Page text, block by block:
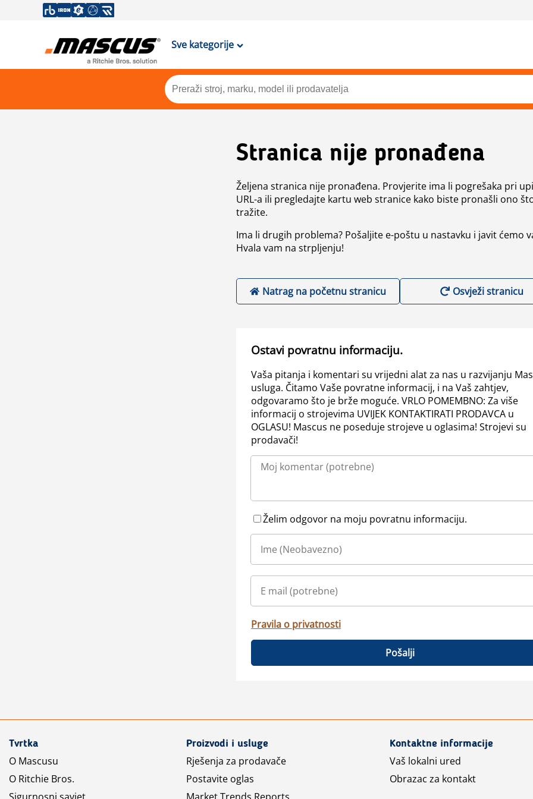
Sve kategorije
Stranica nije pronađena
Željena stranica nije pronađena. Provjerite ima li pogrešaka pri
URL-a ili pregledajte kartu web stranice kako biste pronašli ono
tražite.
Ima li drugih problema? Pošaljite e-poštu u nastavku i javit ćemo
Hvala vam na strpljenju!
Natrag na početnu stranicu Osvježi stranicu
Ostavi povratnu informaciju.
Vaša pitanja i komentari su vrijedni alat za nas u razvijanju
usluga. Čitamo Vaše povratne informacij, i na Vaš zahtjev,
odgovaramo što je brže moguće. VRLO POMEMBNO: Za više
informacij o strojevima UVIJEK KONTAKTIRATI PRODAVCA u
OGLASU! Mascus ne poseduje strojeve u oglasima! Strojevi su
prodavači!
Želim odgovor na moju povratnu informaciju.
Pravila o privatnosti
Pošalji
Tvrtka
O Mascusu
O Ritchie Bros.
Proizvodi i usluge
Rješenja za prodavače
Postavite oglas
Kontaktne informacije
Vaš lokalni ured
Obrazac za kontakt